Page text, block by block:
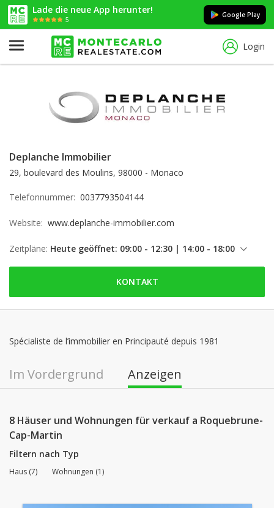
Lade die neue App herunter!
5
Google Play
Login
Deplanche Immobilier
29, boulevard des Moulins, 98000 - Monaco
Telefonnummer: 0037793504144
Website: www.deplanche-immobilier.com
Zeitpläne: Heute geöffnet: 09:00 - 12:30 | 14:00 - 18:00
Freitag: 09:00 - 12:30 | 14:00 - 18:00
Samstag: geschlossen
Dienstag: 09:00 - 12:30 | 14:00 - 18:00
Donnerstag: 09:00 - 12:30 | 14:00 - 18:00
KONTAKT
Spécialiste de l’immobilier en Principauté depuis 1981
Im Vordergrund Anzeigen
8 Häuser und Wohnungen für verkauf a Roquebrune-
Cap-Martin
Filtern nach Typ
Haus (7) Wohnungen (1)